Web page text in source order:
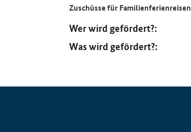
Zuschüsse für Familienferienreisen
Wer wird gefördert?:
Was wird gefördert?: